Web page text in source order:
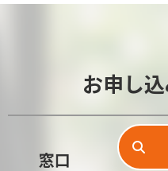
お申し
窓口